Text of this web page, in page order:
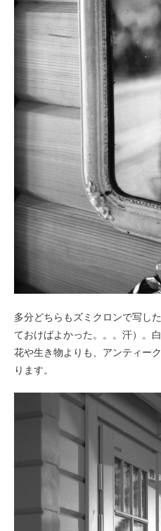
多分どちらもズミクロンで写し
ておけばよかった。。。汗）。
花や生き物よりも、アンティー
ります。